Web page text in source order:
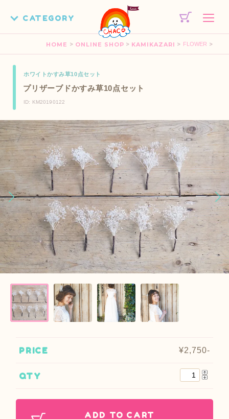
HOME > ONLINE SHOP > KAMIKAZARI > FLOWER >
ホワイトかすみ草10点セット
プリザーブドかすみ草10点セット
ID: KM20190122
PRICE ¥2,750-
QTY
ADD TO CART